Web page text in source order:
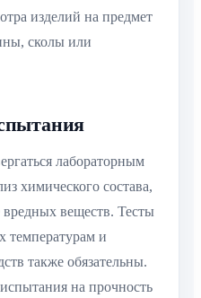
изделий на предмет
сколы или
лабораторным
химического состава,
веществ. Тесты
температурам и
также обязательны.
на прочность